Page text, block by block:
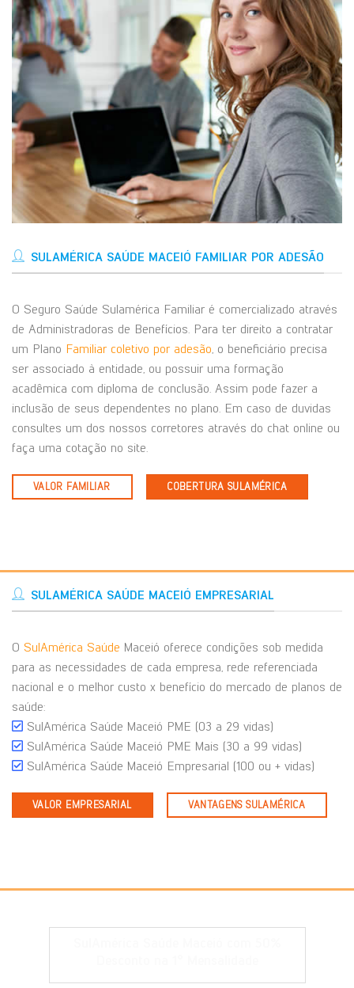
SULAMÉRICA SAÚDE MACEIÓ FAMILIAR POR ADESÃO
O Seguro Saúde Sulamérica Familiar é comercializado através
de Administradoras de Benefícios. Para ter direito a contratar
um Plano Familiar coletivo por adesão, o beneficiário precisa
ser associado à entidade, ou possuir uma formação
acadêmica com diploma de conclusão. Assim pode fazer a
inclusão de seus dependentes no plano. Em caso de duvidas
consultes um dos nossos corretores através do chat online ou
faça uma cotação no site.
VALOR FAMILIAR COBERTURA SULAMÉRICA
SULAMÉRICA SAÚDE MACEIÓ EMPRESARIAL
O SulAmérica Saúde Maceió oferece condições sob medida
para as necessidades de cada empresa, rede referenciada
nacional e o melhor custo x benefício do mercado de planos de
saúde:
SulAmérica Saúde Maceió PME (03 a 29 vidas)
SulAmérica Saúde Maceió PME Mais (30 a 99 vidas)
SulAmérica Saúde Maceió Empresarial (100 ou + vidas)
VALOR EMPRESARIAL VANTAGENS SULAMÉRICA